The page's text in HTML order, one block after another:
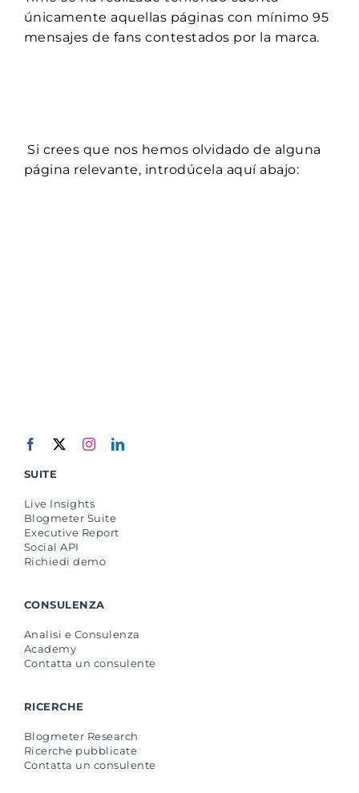
únicamente aquellas páginas con mínimo 95
mensajes de fans contestados por la marca.
Si crees que nos hemos olvidado de alguna
página relevante, introdúcela aquí abajo:
SUITE
Live Insights
Blogmeter Suite
Executive Report
Social API
Richiedi demo
CONSULENZA
Analisi e Consulenza
Academy
Contatta un consulente
RICERCHE
Blogmeter Research
Ricerche pubblicate
Contatta un consulente